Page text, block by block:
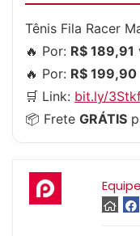
Tênis Fila Racer
🔥 Por: R$ 189,91
🔥 Por: R$ 199,90
🛒 Link: bit.ly/
📦 Frete GRÁTIS